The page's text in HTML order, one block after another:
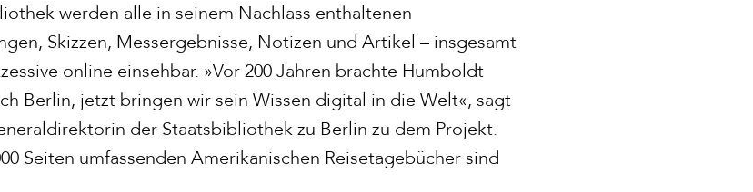
werden alle in seinem Nachlass enthaltenen
Skizzen, Messergebnisse, Notizen und Artikel – insgesamt
online einsehbar. »Vor 200 Jahren brachte Humboldt
Berlin, jetzt bringen wir sein Wissen digital in die Welt«, sagt
der Staatsbibliothek zu Berlin zu dem Projekt.
Seiten umfassenden Amerikanischen Reisetagebücher sind